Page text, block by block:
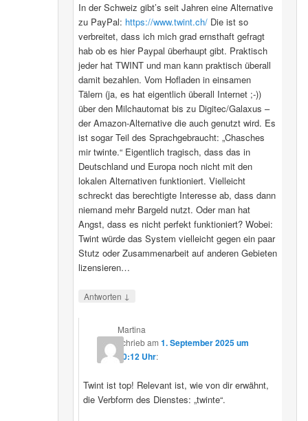
In der Schweiz gibt’s seit Jahren eine Alternative
zu PayPal: https://www.twint.ch/Die ist so
verbreitet, dass ich mich grad ernsthaft gefragt
hab ob es hier Paypal überhaupt gibt. Praktisch
jeder hat TWINT und man kann praktisch überall
damit bezahlen. Vom Hofladen in einsamen
Tälern (ja, es hat eigentlich überall Internet ;-))
über den Milchautomat bis zu Digitec/Galaxus –
der Amazon-Alternative die auch genutzt wird. Es
ist sogar Teil des Sprachgebraucht: „Chasches
mir twinte.“ Eigentlich tragisch, dass das in
Deutschland und Europa noch nicht mit den
lokalen Alternativen funktioniert. Vielleicht
schreckt das berechtigte Interesse ab, dass dann
niemand mehr Bargeld nutzt. Oder man hat
Angst, dass es nicht perfekt funktioniert? Wobei:
Twint würde das System vielleicht gegen ein paar
Stutz oder Zusammenarbeit auf anderen Gebieten
lizensieren…
Antworten ↓
Martina
schriebam1. September 2025 um
20:12 Uhr:
Twint ist top! Relevant ist, wie von dir erwähnt,
die Verbform des Dienstes: „twinte“.